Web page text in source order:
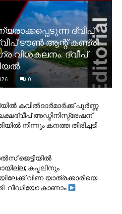
ദ്വീപ്
ടൗൺ ആന്റ് കണ്ട്രി
വിശകലനം. ദ്വീപ്
0
കവിൽദാർമാർക്ക് പൂർണ്ണ
അഡ്മിനിസ്ട്രേഷന്
നിന്നും കനത്ത തിരിച്ചടി
ജെട്ടിയിൽ
കപ്പലിനും
വീണ യാത്രക്കാരിയെ
വീഡിയോ കാണാം